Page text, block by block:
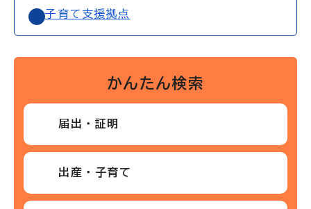
子育て支援拠点
かんたん検索
届出・証明
出産・子育て